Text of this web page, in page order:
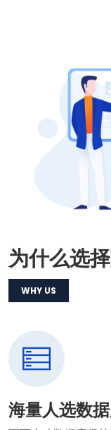
为什么选
WHY US
海量人选数